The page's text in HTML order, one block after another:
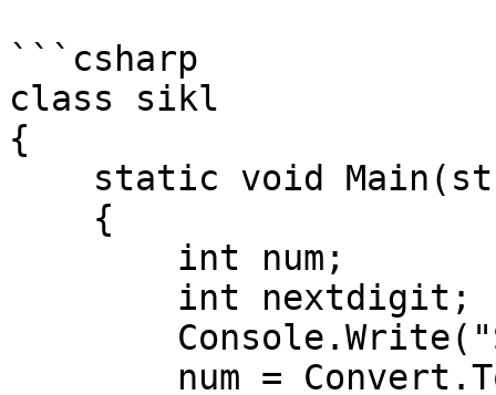
```csharp
class sikl
{